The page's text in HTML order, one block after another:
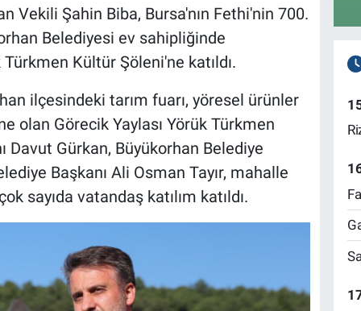
Vekili Şahin Biba, Bursa'nın Fethi'nin 700.
Belediyesi ev sahipliğinde
Kültür Şöleni'ne katıldı.
ilçesindeki tarım fuarı, yöresel ürünler
olan Görecik Yaylası Yörük Türkmen
Davut Gürkan, Büyükorhan Belediye
Başkanı Ali Osman Tayır, mahalle
sayıda vatandaş katılım katıldı.